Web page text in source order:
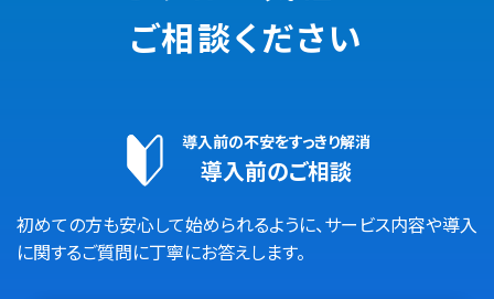
ご相談ください
導入前の不安をすっきり解消
導入前のご相談
初めての方も安心して始められるように、サービス内容や導入
に関するご質問に丁寧にお答えします。